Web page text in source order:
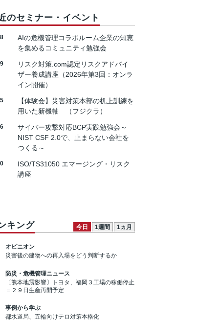
のセミナー・イベント
AIの危機管理コラボルーム企業の知恵
を集めるコミュニティ勉強会
リスク対策.com認定リスクアドバイ
ザー養成講座（2026年第3回：オンラ
イン開催）
【体験会】災害対策本部の机上訓練を
用いた新機軸 （フジクラ）
サイバー攻撃対応BCP実践勉強会～
NIST CSF 2.0で、止まらない会社を
つくる～
ISO/TS31050 エマージング・リスク
講座
キング 今日 1週間 1ヵ月
オピニオン
災害後の建物への再入場をどう判断するか
防災・危機管理ニュース
〔熊本地震影響〕トヨタ、福岡３工場の稼働停止
＝２９日生産再開予定
事例から学ぶ
都水道局、五輪向けテロ対策本格化